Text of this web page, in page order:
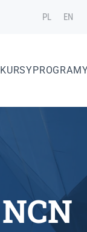
PL EN